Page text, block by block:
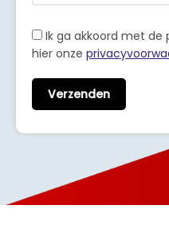
Ik ga akkoord met de
hier onze